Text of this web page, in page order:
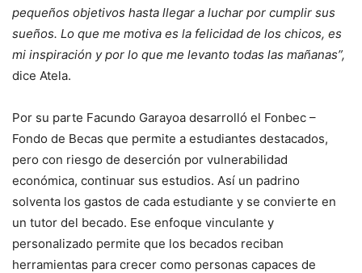
pequeños objetivos hasta llegar a luchar por cumplir sus
sueños. Lo que me motiva es la felicidad de los chicos, es
mi inspiración y por lo que me levanto todas las mañanas”,
dice Atela.
Por su parte Facundo Garayoa desarrolló el Fonbec –
Fondo de Becas que permite a estudiantes destacados,
pero con riesgo de deserción por vulnerabilidad
económica, continuar sus estudios. Así un padrino
solventa los gastos de cada estudiante y se convierte en
un tutor del becado. Ese enfoque vinculante y
personalizado permite que los becados reciban
herramientas para crecer como personas capaces de